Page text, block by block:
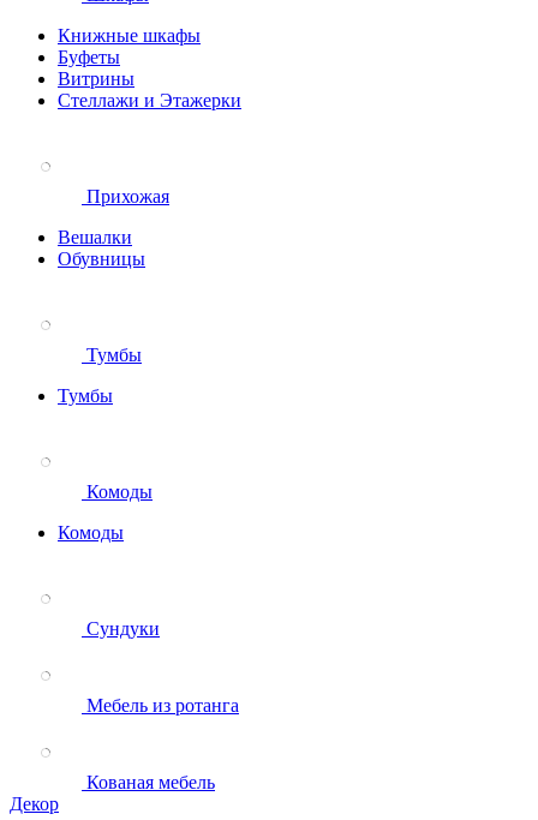
Книжные шкафы
Буфеты
Витрины
Стеллажи и Этажерки
Прихожая
Вешалки
Обувницы
Тумбы
Тумбы
Комоды
Комоды
Сундуки
Мебель из ротанга
Кованая мебель
Декор